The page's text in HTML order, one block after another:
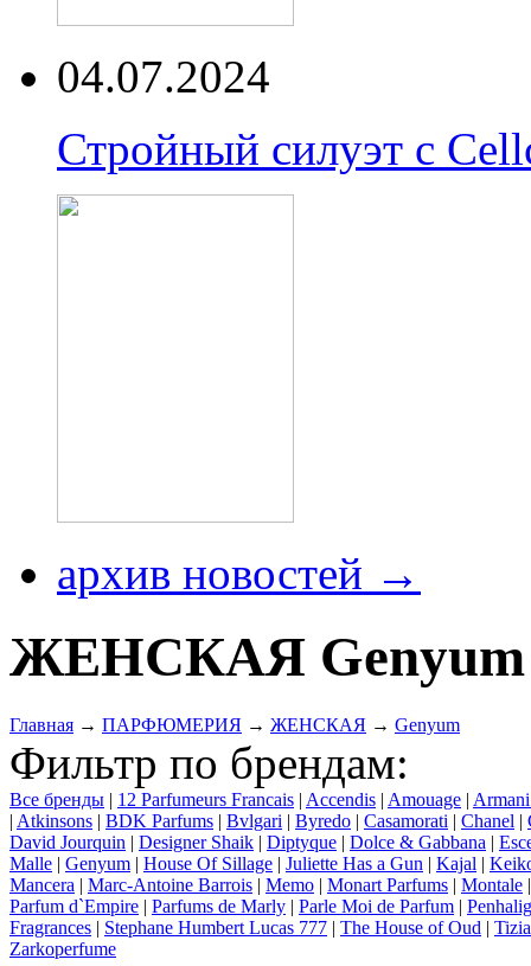
04.07.2024
Стройный силуэт с
архив новостей →
ЖЕНСКАЯ Genyum
Главная → ПАРФЮМЕРИЯ → ЖЕНСКАЯ → Genyum
Фильтр по брендам:
Все бренды | 12 Parfumeurs Francais | Accendis | Amouage |
| Atkinsons | BDK Parfums | Bvlgari | Byredo | Casamorati | Chanel |
David Jourquin | Designer Shaik | Diptyque | Dolce & Gabbana |
Malle | Genyum | House Of Sillage | Juliette Has a Gun | Kajal |
Mancera | Marc-Antoine Barrois | Memo | Monart Parfums | Montale
Parfum d`Empire | Parfums de Marly | Parle Moi de Parfum |
Fragrances | Stephane Humbert Lucas 777 | The House of Oud |
Zarkoperfume